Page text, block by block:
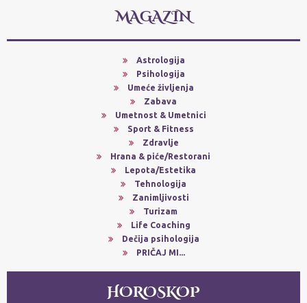
MAGAZIN
Astrologija
Psihologija
Umeće življenja
Zabava
Umetnost & Umetnici
Sport & Fitness
Zdravlje
Hrana & piće/Restorani
Lepota/Estetika
Tehnologija
Zanimljivosti
Turizam
Life Coaching
Dečija psihologija
PRIČAJ MI...
HOROSKOP